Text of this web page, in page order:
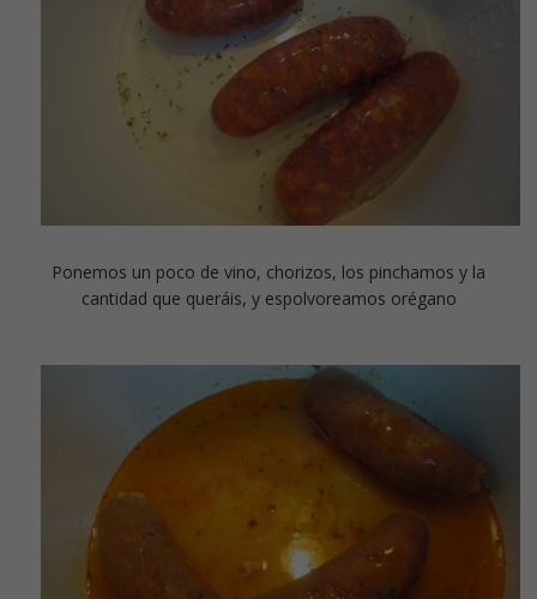
Ponemos un poco de vino, chorizos, los pinchamos y la
cantidad que queráis, y espolvoreamos orégano